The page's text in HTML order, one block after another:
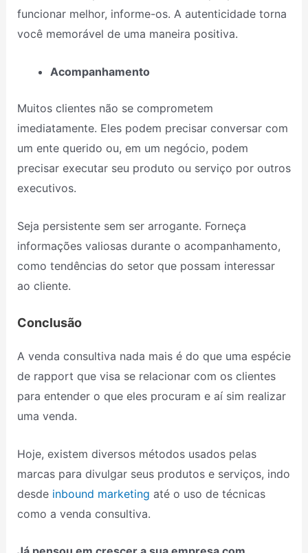
funcionar melhor, informe-os. A autenticidade torna
você memorável de uma maneira positiva.
Acompanhamento
Muitos clientes não se comprometem
imediatamente. Eles podem precisar conversar com
um ente querido ou, em um negócio, podem
precisar executar seu produto ou serviço por outros
executivos.
Seja persistente sem ser arrogante. Forneça
informações valiosas durante o acompanhamento,
como tendências do setor que possam interessar
ao cliente.
Conclusão
A venda consultiva nada mais é do que uma espécie
de rapport que visa se relacionar com os clientes
para entender o que eles procuram e aí sim realizar
uma venda.
Hoje, existem diversos métodos usados pelas
marcas para divulgar seus produtos e serviços, indo
desde inbound marketing até o uso de técnicas
como a venda consultiva.